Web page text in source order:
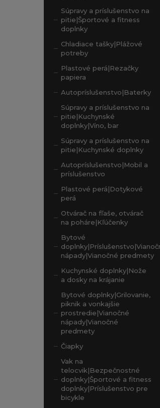
Súpravy a príslušenstvo na
pitie|Športové a fitness
doplnky
Chladiace tašky|Plážové
potreby
Plastové perá|Rezačky
papiera
Autopríslušenstvo|Baterky
Súpravy a príslušenstvo na
pitie|Kuchynské
doplnky|Víno, bar
Súpravy a príslušenstvo na
pitie|Kuchynské doplnky
Autopríslušenstvo|Mobil a
príslušenstvo
Plastové perá|Dotykové
perá
Otvárač na fľaše, otvárač
na poháre|Kľúčenky
Bytové
nápady|Vianočné predmety
Kuchynské doplnky|Nože
a dosky na krájanie
Bytové doplnky|Grilovanie,
piknik a vonkajšie
prostredie|Vianočné
nápady|Vianočné
predmety
Čiapky
Vak na
telocvik|Bezpečnostné
doplnky|Športové a fitness
doplnky|Príslušenstvo pre
bicykle